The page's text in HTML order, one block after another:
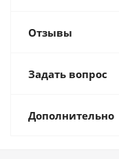
Отзывы
Задать вопрос
Дополнительно